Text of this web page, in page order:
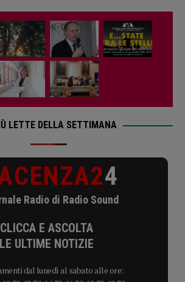
LETTE DELLA SETTIMANA
4
Radio di Radio Sound
CLICCA E ASCOLTA
LE ULTIME NOTIZIE
dal lunedì al sabato alle ore: